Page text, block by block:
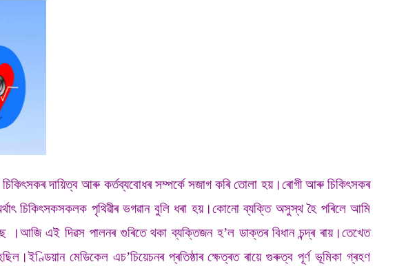
দায়িত্ব আৰু কৰ্তব্যবোধৰ সম্পৰ্কে সজাগ কৰি তোলা হয়।ৰোগী আৰু চিকিৎসকৰ
চিকিৎসকসকলক পৃথিৱীৰ ভগৱান বুলি ধৰা হয়।কোনো ব্যক্তি অসুস্থ হৈ পৰিলে আমি
।আজি এই দিৱস পালনৰ গুৰিতে থকা ব্যক্তিজন হ’ল ডাক্তৰ বিধান চন্দ্ৰ ৰায়।তেখেত
মেডিকেল এচ’চিয়েচনৰ প্ৰতিষ্ঠাৰ ক্ষেত্ৰত ৰায়ে গুৰুত্ব পূৰ্ণ ভূমিকা গ্ৰহণ